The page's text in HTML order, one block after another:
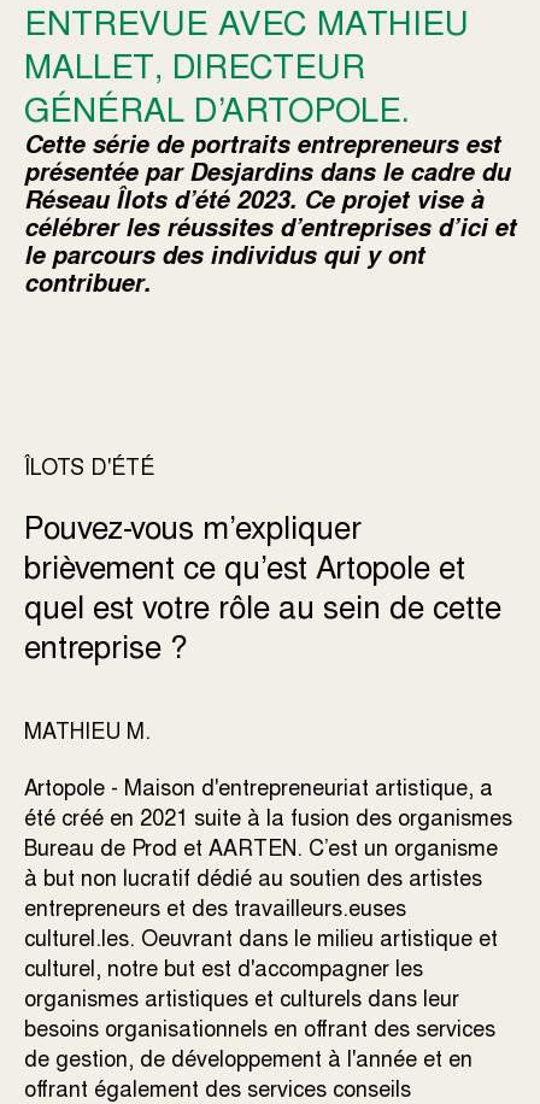
ENTREVUE AVEC MATHIEU
MALLET, DIRECTEUR
GÉNÉRAL D’ARTOPOLE.
Cette série de portraits entrepreneurs est
présentée par Desjardins dans le cadre du
Réseau Îlots d’été 2023. Ce projet vise à
célébrer les réussites d’entreprises d’ici et
le parcours des individus qui y ont
contribuer.
ÎLOTS D'ÉTÉ
Pouvez-vous m’expliquer
brièvement ce qu’est Artopole et
quel est votre rôle au sein de cette
entreprise ?
MATHIEU M.
​​Artopole - Maison d'entrepreneuriat artistique, a
été créé en 2021 suite à la fusion des organismes
Bureau de Prod et AARTEN. C’est un organisme
à but non lucratif dédié au soutien des artistes
entrepreneurs et des travailleurs.euses
culturel.les. Oeuvrant dans le milieu artistique et
culturel, notre but est d'accompagner les
organismes artistiques et culturels dans leur
besoins organisationnels en offrant des services
de gestion, de développement à l'année et en
offrant également des services conseils